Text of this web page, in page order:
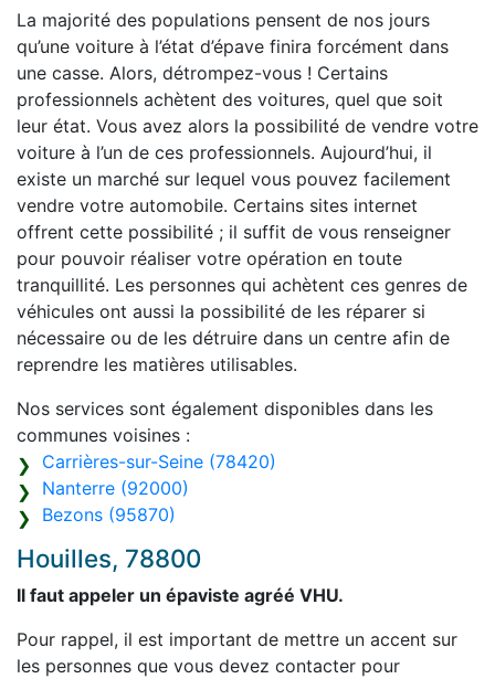
La majorité des populations pensent de nos jours
qu’une voiture à l’état d’épave finira forcément dans
une casse. Alors, détrompez-vous ! Certains
professionnels achètent des voitures, quel que soit
leur état. Vous avez alors la possibilité de vendre votre
voiture à l’un de ces professionnels. Aujourd’hui, il
existe un marché sur lequel vous pouvez facilement
vendre votre automobile. Certains sites internet
offrent cette possibilité ; il suffit de vous renseigner
pour pouvoir réaliser votre opération en toute
tranquillité. Les personnes qui achètent ces genres de
véhicules ont aussi la possibilité de les réparer si
nécessaire ou de les détruire dans un centre afin de
reprendre les matières utilisables.
Nos services sont également disponibles dans les
communes voisines :
Carrières-sur-Seine (78420)
Nanterre (92000)
Bezons (95870)
Houilles, 78800
Il faut appeler un épaviste agréé VHU.
Pour rappel, il est important de mettre un accent sur
les personnes que vous devez contacter pour